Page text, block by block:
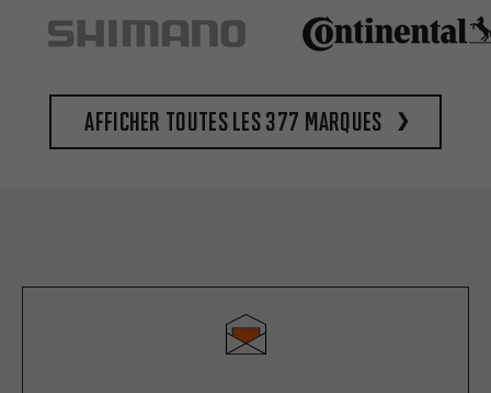
Afficher toutes les 377 marques